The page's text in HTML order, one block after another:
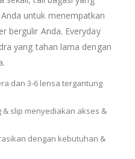
untuk menempatkan
bergulir Anda. Everyday
yang tahan lama dengan
dan 3-6 lensa tergantung
slip menyediakan akses &
dengan kebutuhan &